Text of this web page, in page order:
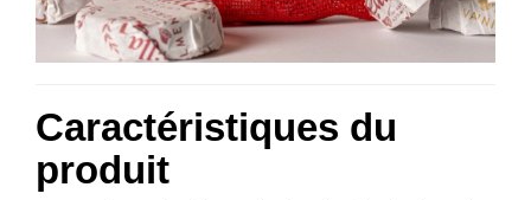
Caractéristiques du
produit